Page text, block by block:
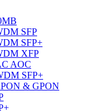
SFP
SFP+
XFP
AOC
SFP+
& GPON